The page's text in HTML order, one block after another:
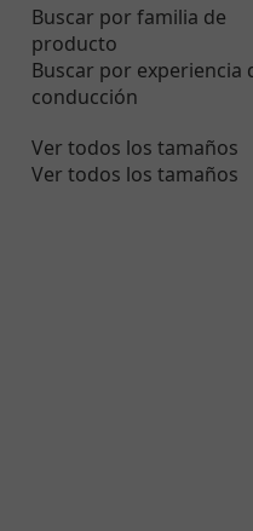
Buscar por familia de
producto
Buscar por experiencia
conducción
Ver todos los tamaños
Ver todos los tamaños